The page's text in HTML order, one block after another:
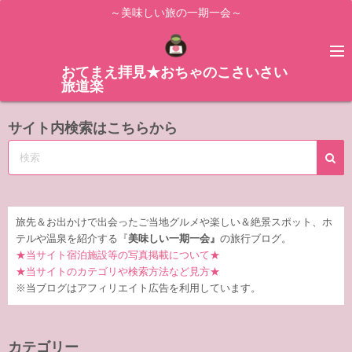
ス
ッ
～美味しい旅の一期一会～
おてまえ拝見★おちゃのこさいさい
旅道楽
サイト内検索はこちらから
旅先＆お出かけで出会ったご当地グルメや楽しい＆絶景スポット、ホ
テルや温泉を紹介する『 美味しい一期一会』 の旅行ブログ。
★当サイト宿泊施設等の写真掲載について★
★当サイトのカテゴリや検索方法など見方★
※当ブログはアフィリエイト広告を利用しています。
カテゴリー